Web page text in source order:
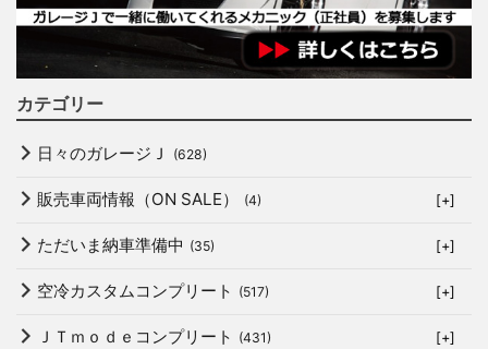
カテゴリー
日々のガレージＪ (628)
販売車両情報（ON SALE） (4) [+]
ただいま納車準備中 (35) [+]
空冷カスタムコンプリート (517) [+]
ＪＴｍｏｄｅコンプリート (431) [+]